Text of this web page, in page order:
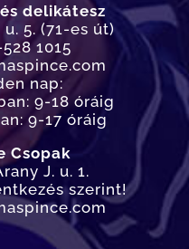
delikátesz
5. (71-es út)
1015
nap:
9-18 óráig
9-17 óráig
Csopak
J. u. 1.
szerint!